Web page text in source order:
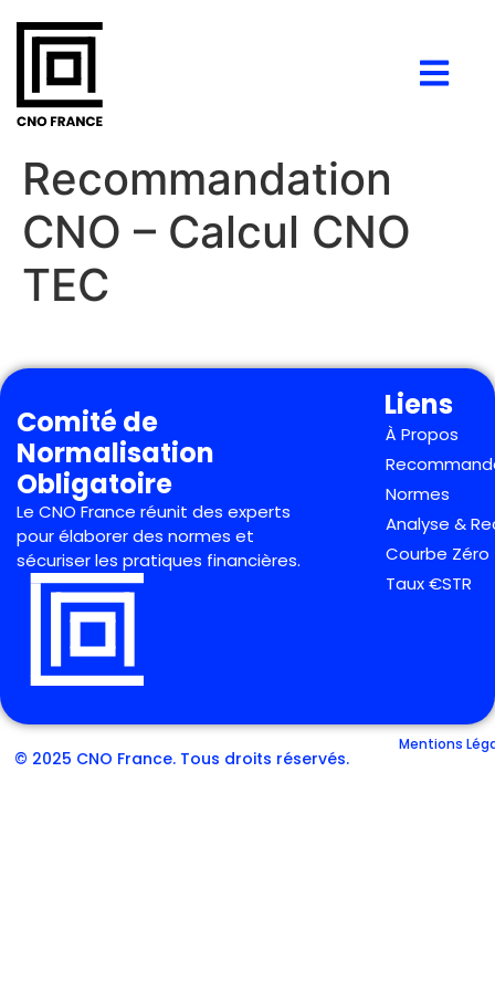
Recommandation
CNO – Calcul CNO
TEC
Comité de
Normalisation
Obligatoire
Le CNO France réunit des experts
pour élaborer des normes et
sécuriser les pratiques financières.
Liens
À Propos
Normes
Analyse &
Courbe Zéro
Taux €STR
© 2025 CNO France. Tous droits réservés.
Mentions